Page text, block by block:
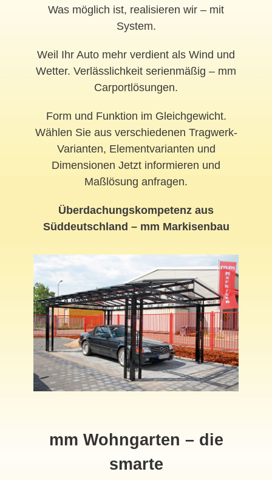
Was möglich ist, realisieren wir – mit
System.
Weil Ihr Auto mehr verdient als Wind und
Wetter. Verlässlichkeit serienmäßig – mm
Carportlösungen.
Form und Funktion im Gleichgewicht.
Wählen Sie aus verschiedenen Tragwerk-
Varianten, Elementvarianten und
Dimensionen Jetzt informieren und
Maßlösung anfragen.
Überdachungskompetenz aus
Süddeutschland – mm Markisenbau
mm Wohngarten – die
smarte